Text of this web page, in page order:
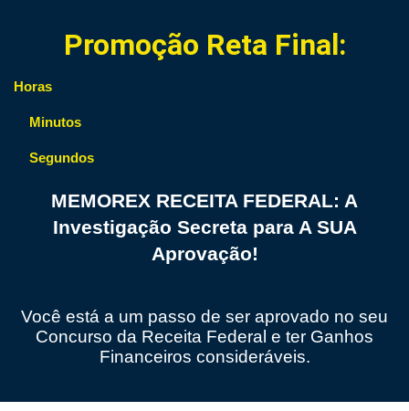
Promoção Reta Final:
Horas
Minutos
Segundos
MEMOREX RECEITA FEDERAL: A
Investigação Secreta para A SUA
Aprovação!
Você está a um passo de ser aprovado no seu
Concurso da Receita Federal e ter Ganhos
Financeiros consideráveis.